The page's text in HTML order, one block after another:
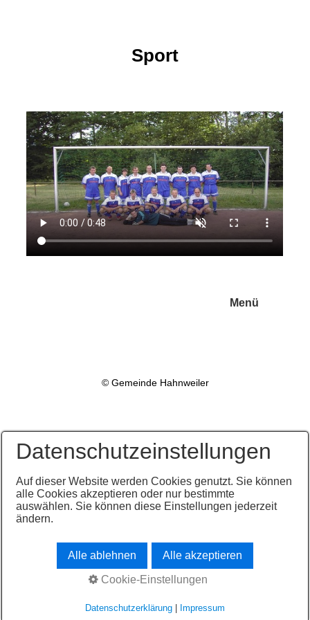
Sport
Menü
© Gemeinde Hahnweiler
Datenschutzeinstellungen
Auf dieser Website werden Cookies genutzt. Sie können
alle Cookies akzeptieren oder nur bestimmte
auswählen. Sie können diese Einstellungen jederzeit
ändern.
Alle ablehnen Alle akzeptieren
Cookie-Einstellungen
Datenschutzerklärung| Impressum